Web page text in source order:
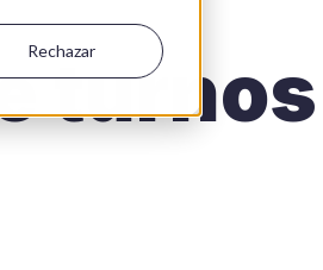
Rechazarturnos